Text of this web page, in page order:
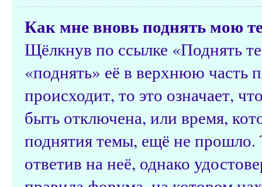
Как мне вновь поднять мою
Щёлкнув по ссылке «Поднять
«поднять» её в верхнюю часть
происходит, то это означает,
быть отключена, или время,
поднятия темы, ещё не
ответив на неё, однако